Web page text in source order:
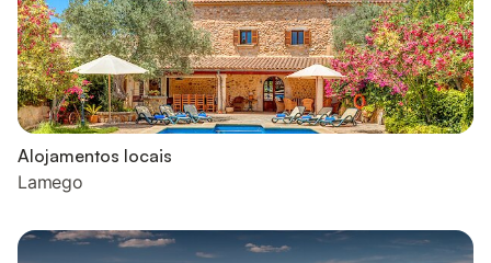
Alojamentos locais
Lamego